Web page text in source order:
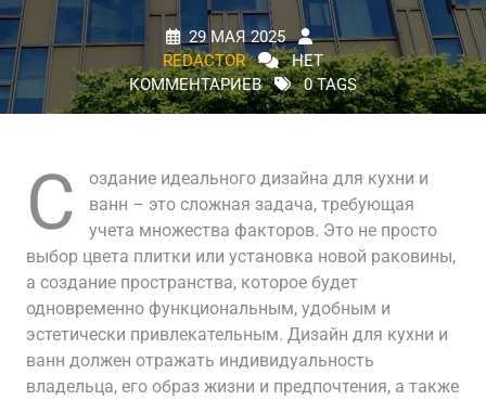
29 МАЯ 2025
REDACTOR
НЕТ
КОММЕНТАРИЕВ
0 TAGS
С
оздание идеального дизайна для кухни и
ванн – это сложная задача, требующая
учета множества факторов. Это не просто
выбор цвета плитки или установка новой раковины,
а создание пространства, которое будет
одновременно функциональным, удобным и
эстетически привлекательным. Дизайн для кухни и
ванн должен отражать индивидуальность
владельца, его образ жизни и предпочтения, а также